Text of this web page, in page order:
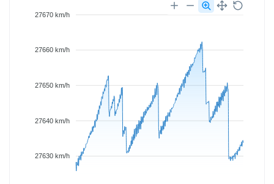
27670 km/h
27660 km/h
27650 km/h
27640 km/h
27630 km/h